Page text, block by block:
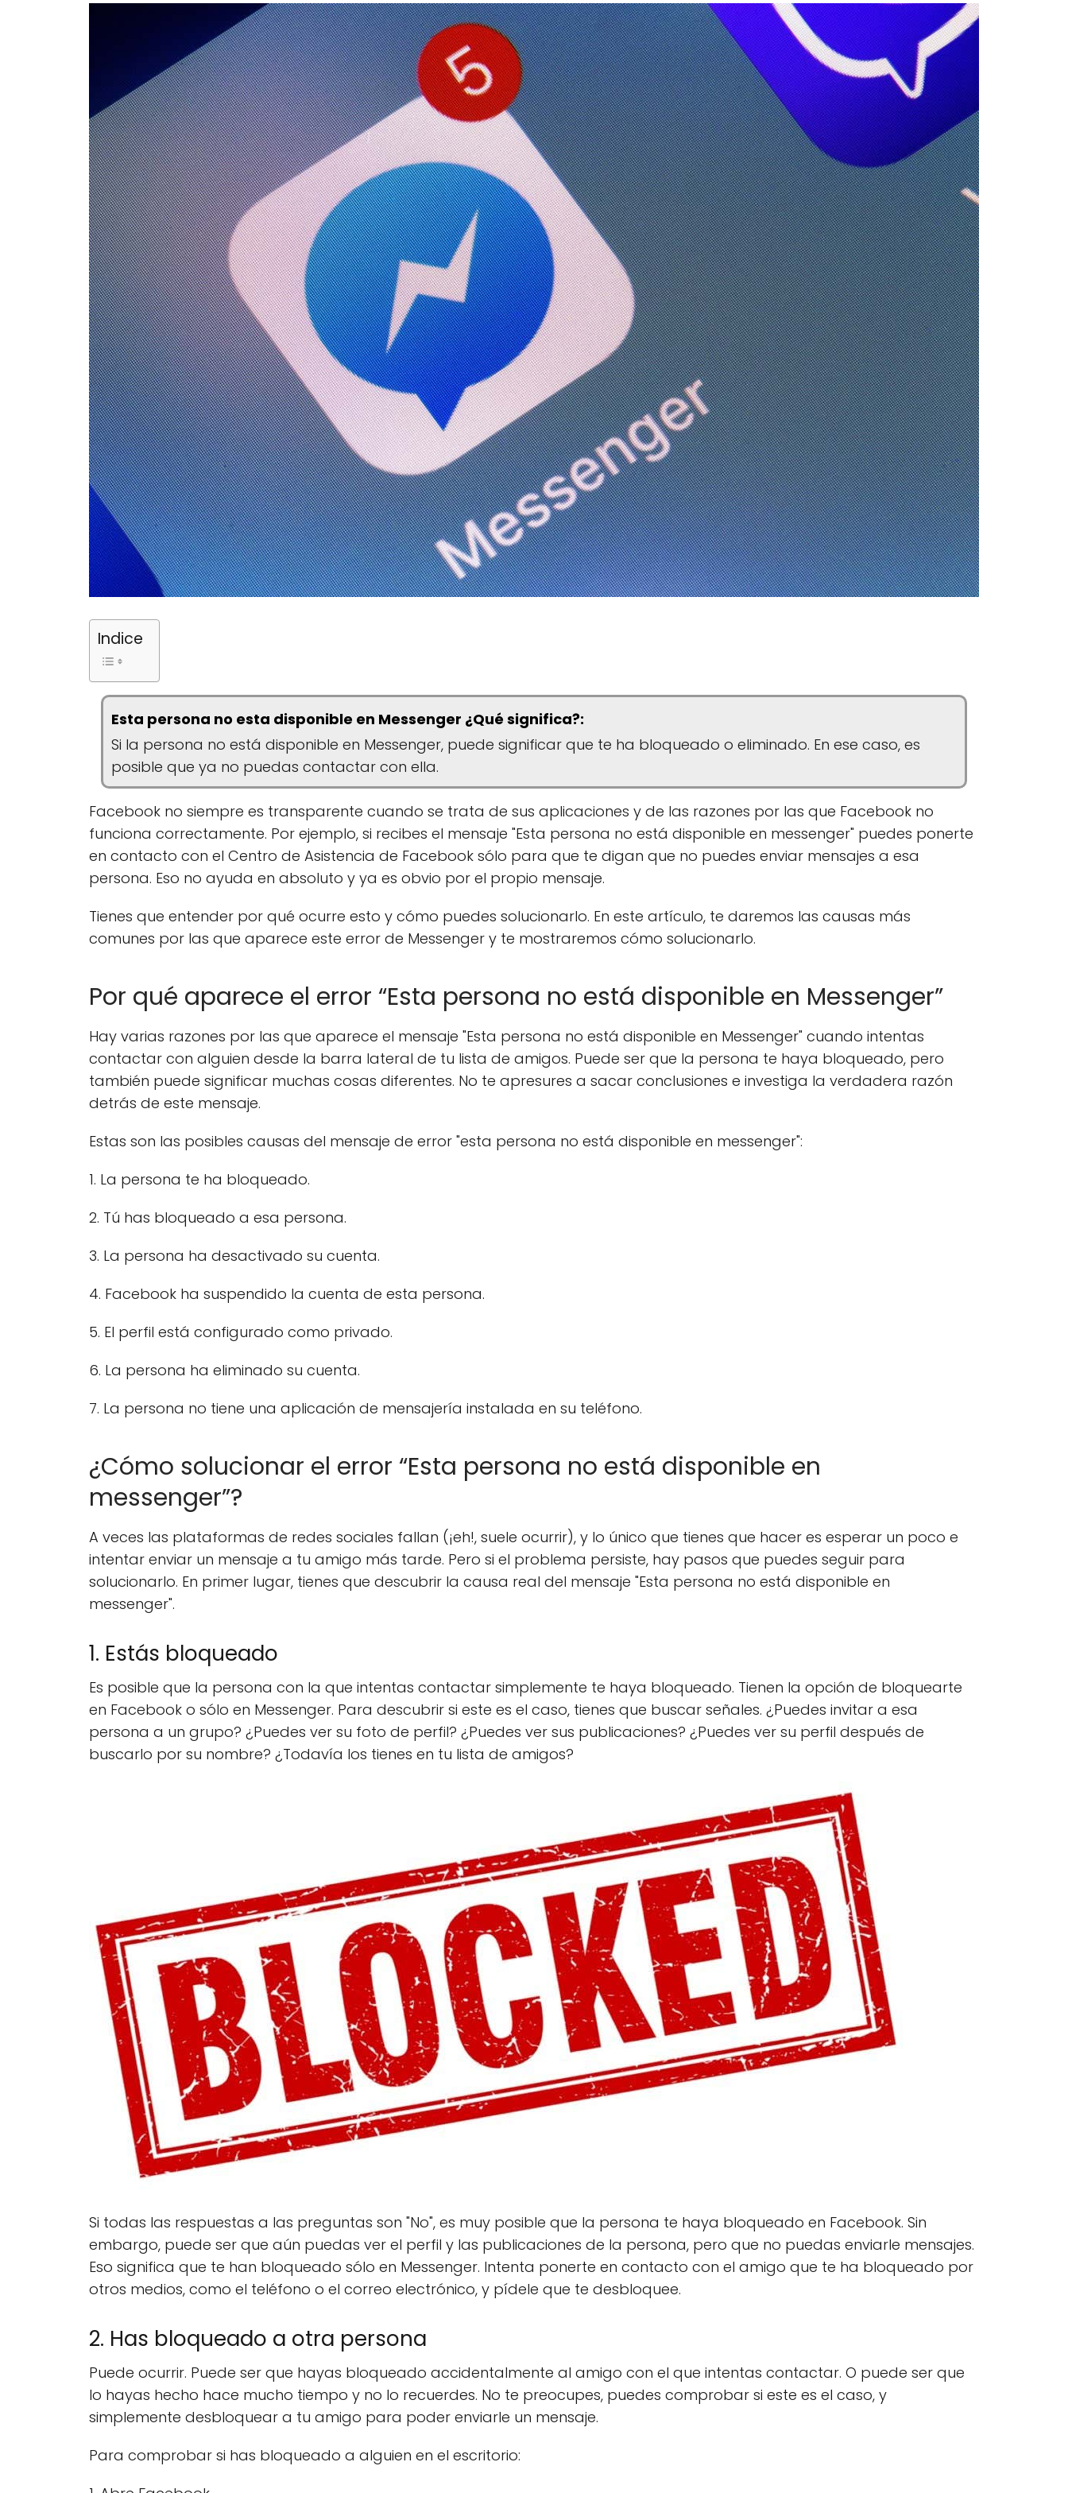
Indice
Esta persona no esta disponible en Messenger ¿Qué significa?:
Si la persona no está disponible en Messenger, puede significar que te ha bloqueado o eliminado. En ese caso, es
posible que ya no puedas contactar con ella.
Facebook no siempre es transparente cuando se trata de sus aplicaciones y de las razones por las que Facebook no
funciona correctamente. Por ejemplo, si recibes el mensaje "Esta persona no está disponible en messenger" puedes ponerte
en contacto con el Centro de Asistencia de Facebook sólo para que te digan que no puedes enviar mensajes a esa
persona. Eso no ayuda en absoluto y ya es obvio por el propio mensaje.
Tienes que entender por qué ocurre esto y cómo puedes solucionarlo. En este artículo, te daremos las causas más
comunes por las que aparece este error de Messenger y te mostraremos cómo solucionarlo.
Por qué aparece el error “Esta persona no está disponible en Messenger”
Hay varias razones por las que aparece el mensaje "Esta persona no está disponible en Messenger" cuando intentas
contactar con alguien desde la barra lateral de tu lista de amigos. Puede ser que la persona te haya bloqueado, pero
también puede significar muchas cosas diferentes. No te apresures a sacar conclusiones e investiga la verdadera razón
detrás de este mensaje.
Estas son las posibles causas del mensaje de error "esta persona no está disponible en messenger":
1. La persona te ha bloqueado.
2. Tú has bloqueado a esa persona.
3. La persona ha desactivado su cuenta.
4. Facebook ha suspendido la cuenta de esta persona.
5. El perfil está configurado como privado.
6. La persona ha eliminado su cuenta.
7. La persona no tiene una aplicación de mensajería instalada en su teléfono.
¿Cómo solucionar el error “Esta persona no está disponible en
messenger”?
A veces las plataformas de redes sociales fallan (¡eh!, suele ocurrir), y lo único que tienes que hacer es esperar un poco e
intentar enviar un mensaje a tu amigo más tarde. Pero si el problema persiste, hay pasos que puedes seguir para
solucionarlo. En primer lugar, tienes que descubrir la causa real del mensaje "Esta persona no está disponible en
messenger".
1. Estás bloqueado
Es posible que la persona con la que intentas contactar simplemente te haya bloqueado. Tienen la opción de bloquearte
en Facebook o sólo en Messenger. Para descubrir si este es el caso, tienes que buscar señales. ¿Puedes invitar a esa
persona a un grupo? ¿Puedes ver su foto de perfil? ¿Puedes ver sus publicaciones? ¿Puedes ver su perfil después de
buscarlo por su nombre? ¿Todavía los tienes en tu lista de amigos?
Si todas las respuestas a las preguntas son "No", es muy posible que la persona te haya bloqueado en Facebook. Sin
embargo, puede ser que aún puedas ver el perfil y las publicaciones de la persona, pero que no puedas enviarle mensajes.
Eso significa que te han bloqueado sólo en Messenger. Intenta ponerte en contacto con el amigo que te ha bloqueado por
otros medios, como el teléfono o el correo electrónico, y pídele que te desbloquee.
2. Has bloqueado a otra persona
Puede ocurrir. Puede ser que hayas bloqueado accidentalmente al amigo con el que intentas contactar. O puede ser que
lo hayas hecho hace mucho tiempo y no lo recuerdes. No te preocupes, puedes comprobar si este es el caso, y
simplemente desbloquear a tu amigo para poder enviarle un mensaje.
Para comprobar si has bloqueado a alguien en el escritorio: